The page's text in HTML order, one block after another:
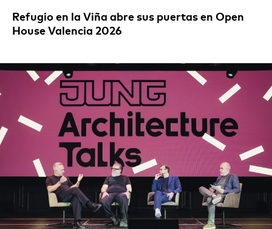
Refugio en la Viña abre sus puertas en Open
House Valencia 2026